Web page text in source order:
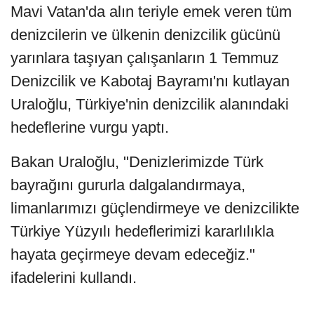
Mavi Vatan'da alın teriyle emek veren tüm
denizcilerin ve ülkenin denizcilik gücünü
yarınlara taşıyan çalışanların 1 Temmuz
Denizcilik ve Kabotaj Bayramı'nı kutlayan
Uraloğlu, Türkiye'nin denizcilik alanındaki
hedeflerine vurgu yaptı.
Bakan Uraloğlu, "Denizlerimizde Türk
bayrağını gururla dalgalandırmaya,
limanlarımızı güçlendirmeye ve denizcilikte
Türkiye Yüzyılı hedeflerimizi kararlılıkla
hayata geçirmeye devam edeceğiz."
ifadelerini kullandı.